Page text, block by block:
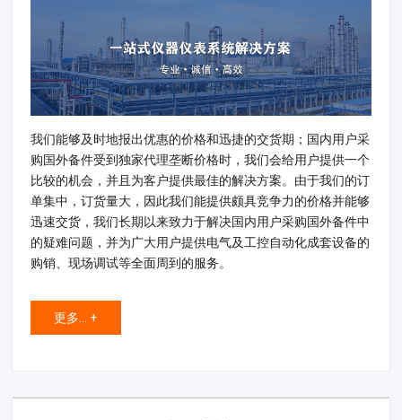
我们能够及时地报出优惠的价格和迅捷的交货期；国内用户采
购国外备件受到独家代理垄断价格时，我们会给用户提供一个
比较的机会，并且为客户提供最佳的解决方案。由于我们的订
单集中，订货量大，因此我们能提供颇具竞争力的价格并能够
迅速交货，我们长期以来致力于解决国内用户采购国外备件中
的疑难问题，并为广大用户提供电气及工控自动化成套设备的
购销、现场调试等全面周到的服务。
更多... +